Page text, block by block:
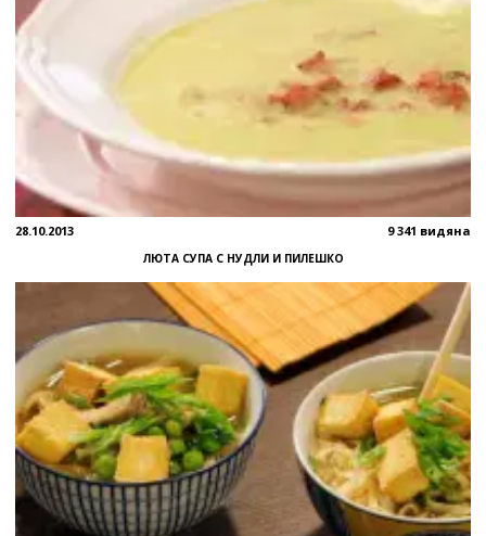
28.10.2013 9 341 видяна
ЛЮТА СУПА С НУДЛИ И ПИЛЕШКО